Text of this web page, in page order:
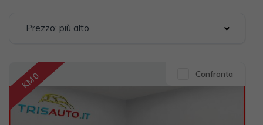
Prezzo: più alto
KM 0 Confronta